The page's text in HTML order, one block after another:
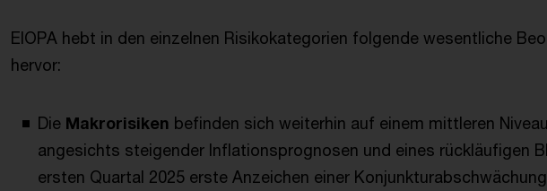
EIOPA hebt in den einzelnen Risikokategorien folgende wesentliche
hervor:
Die Makrorisiken befinden sich weiterhin auf einem mittleren
angesichts steigender Inflationsprognosen und eines rückläufigen
ersten Quartal 2025 erste Anzeichen einer